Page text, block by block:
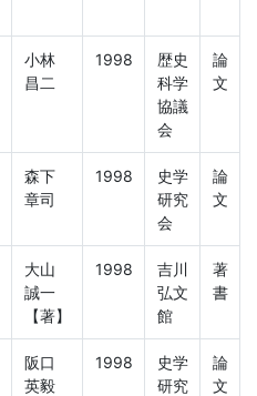
小林
昌二
1998
歴史
科学
協議
会
論
文
森下
章司
1998
史学
研究
会
論
文
大山
誠一
【著】
1998
吉川
弘文
館
著
書
阪口
英毅
1998
史学
研究
論
文